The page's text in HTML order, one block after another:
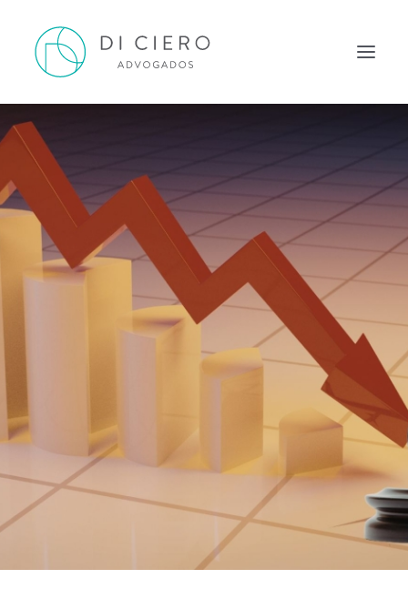
HOME
INSPIRAÇÃO
ATUAÇÃO
EQUIPE
NEWS DI CIERO